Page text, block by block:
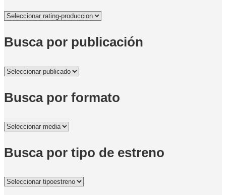
Busca por publicación
Busca por formato
Busca por tipo de estreno